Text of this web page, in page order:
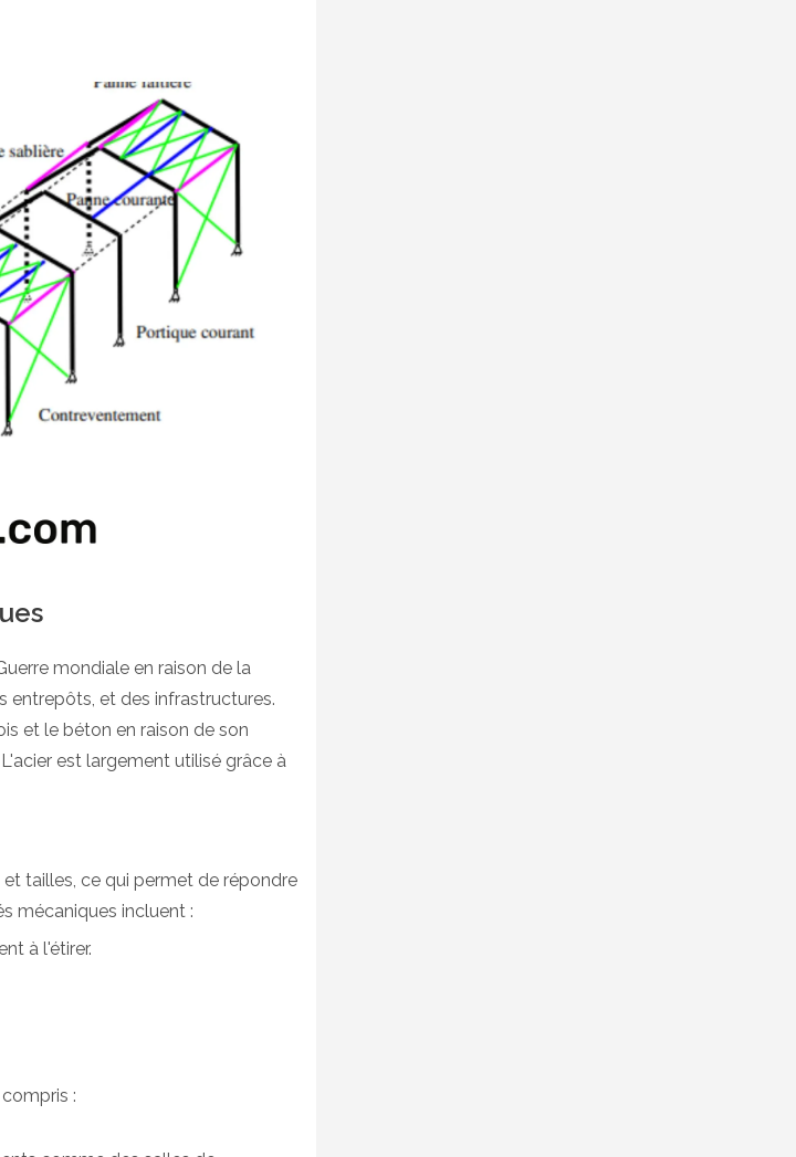
mondiale en raison de la
entrepôts, et des infrastructures.
et le béton en raison de son
est largement utilisé grâce à
tailles, ce qui permet de répondre
mécaniques incluent :
à l'étirer.
: